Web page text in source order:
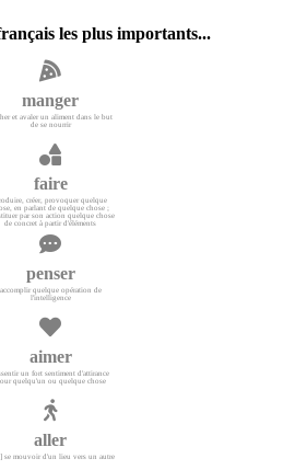
les plus importants...
manger
et avaler un aliment dans le but
de se nourrir
faire
créer, provoquer quelque
en parlant de quelque chose ;
par son action quelque chose
de concret à partir d'éléments
penser
accomplir quelque opération de
l'intelligence
aimer
un fort sentiment d'attirance
quelqu'un ou quelque chose
aller
se mouvoir d'un lieu vers un autre